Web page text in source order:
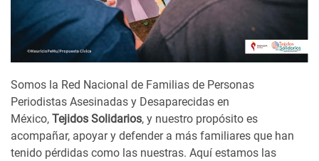
Somos la Red Nacional de Familias de Personas
Periodistas Asesinadas y Desaparecidas en
México, Tejidos Solidarios, y nuestro propósito es
acompañar, apoyar y defender a más familiares que han
tenido pérdidas como las nuestras. Aquí estamos las